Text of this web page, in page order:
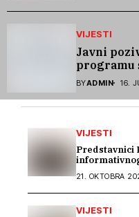
VIJESTI
Javni
programu
podrške
BYADMIN 16.
VIJESTI
Predstavnici
informativnog centra
21. OKTOBRA
VIJESTI